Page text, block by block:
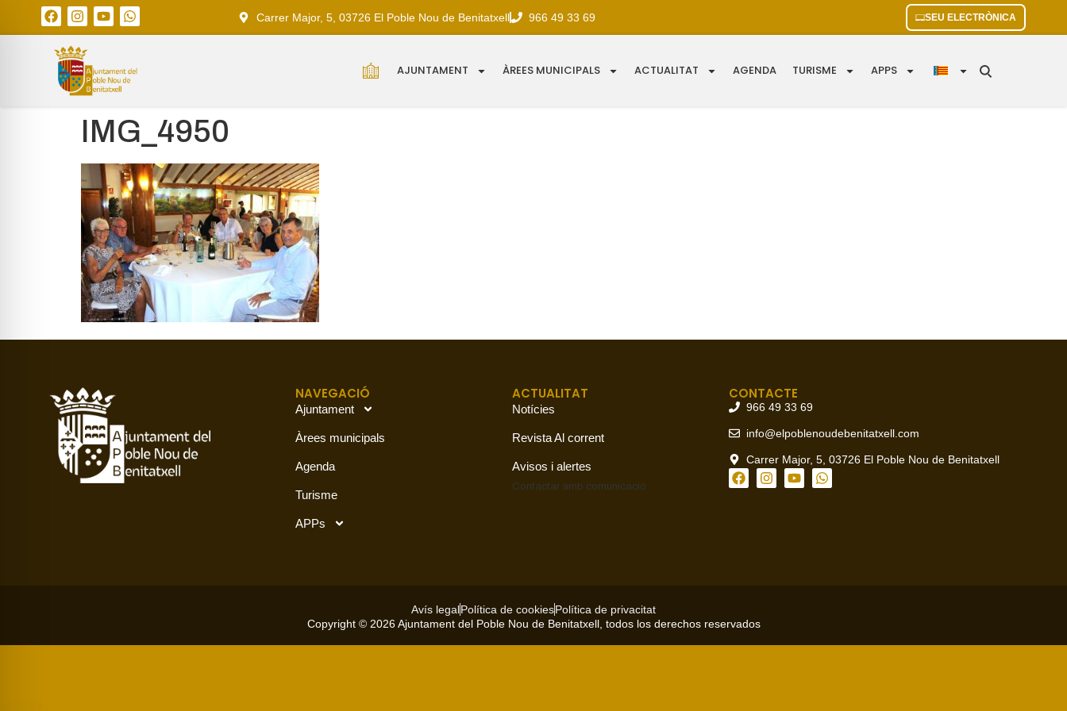
Carrer Major, 5, 03726 El Poble Nou de Benitatxell 966 49 33 69 SEU ELECTRÒNICA
AJUNTAMENT ÀREES MUNICIPALS ACTUALITAT AGENDA TURISME APPS
IMG_4950
NAVEGACIÓ
Ajuntament
Àrees municipals
Agenda
Turisme
APPs
ACTUALITAT
Notícies
Revista Al corrent
Avisos i alertes
Contactar amb comunicació
CONTACTE
966 49 33 69
info@elpoblenoudebenitatxell.com
Carrer Major, 5, 03726 El Poble Nou de Benitatxell
Avís legalPolítica de cookiesPolítica de privacitat
Copyright © 2026 Ajuntament del Poble Nou de Benitatxell, todos los derechos reservados